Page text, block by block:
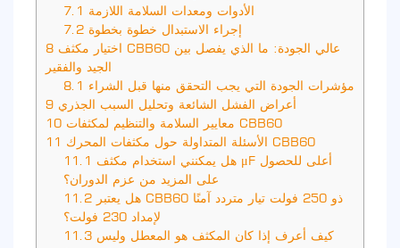
7.1 الأدوات ومعدات السلامة اللازمة
7.2 إجراء الاستبدال خطوة بخطوة
8
الجيد والفقير
8.1 مؤشرات الجودة التي يجب التحقق منها قبل الشراء
9 أعراض الفشل الشائعة وتحليل السبب الجذري
10
معايير السلامة والتنظيم لمكثفات CBB60
11
الأسئلة المتداولة حول مكثفات المحرك CBB60
11.1
على المزيد من عزم الدوران؟
11.2
لإمداد 230 فولت؟
11.3